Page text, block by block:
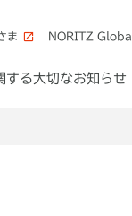
ま NORITZ Global
する大切なお知らせ